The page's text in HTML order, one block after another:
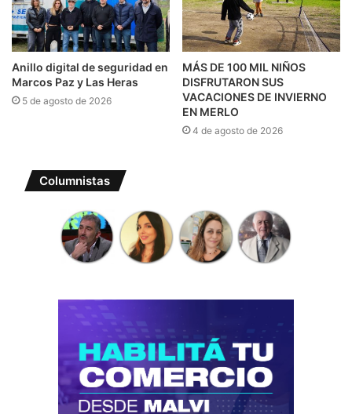
Anillo digital de seguridad en
Marcos Paz y Las Heras
5 de agosto de 2026
MÁS DE 100 MIL NIÑOS
DISFRUTARON SUS
VACACIONES DE INVIERNO
EN MERLO
4 de agosto de 2026
Columnistas